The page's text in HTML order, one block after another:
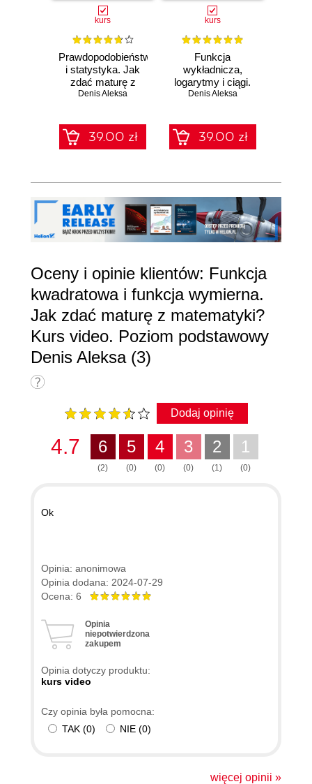
kurs
Prawdopodobieństwo
i statystyka. Jak
zdać maturę z
matematyki? Kurs
Denis Aleksa
39.00 zł
kurs
Funkcja
wykładnicza,
logarytmy i ciągi.
Jak zdać maturę z
podstawowy
Denis Aleksa
39.00 zł
Oceny i opinie klientów: Funkcja
kwadratowa i funkcja wymierna.
Jak zdać maturę z matematyki?
Kurs video. Poziom podstawowy
Denis Aleksa (3)
Dodaj opinię
4.7 6
(2)
5
(0)
4
(0)
3
(0)
2
(1)
1
(0)
Ok
Opinia: anonimowa
Opinia dodana: 2024-07-29
Ocena: 6
Opinia
niepotwierdzona
zakupem
Opinia dotyczy produktu:
kurs video
Czy opinia była pomocna:
TAK (0) NIE (0)
więcej opinii »